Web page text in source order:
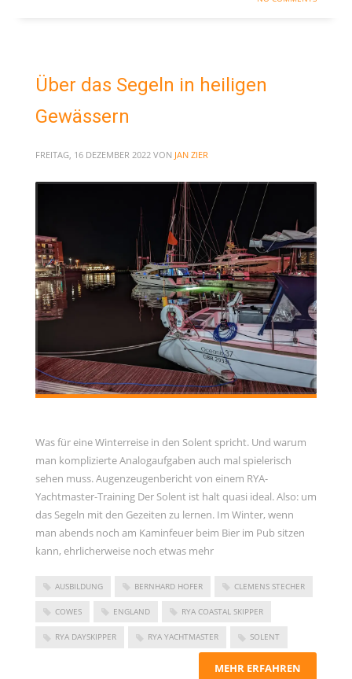
Über das Segeln in heiligen
Gewässern
FREITAG, 16 DEZEMBER 2022 VON JAN ZIER
Was für eine Winterreise in den Solent spricht. Und warum
man komplizierte Analogaufgaben auch mal spielerisch
sehen muss. Augenzeugenbericht von einem RYA-
Yachtmaster-Training Der Solent ist halt quasi ideal. Also: um
das Segeln mit den Gezeiten zu lernen. Im Winter, wenn
man abends noch am Kaminfeuer beim Bier im Pub sitzen
kann, ehrlicherweise noch etwas mehr
AUSBILDUNG BERNHARD HOFER CLEMENS STECHER
COWES ENGLAND RYA COASTAL SKIPPER
RYA DAYSKIPPER RYA YACHTMASTER SOLENT
MEHR ERFAHREN